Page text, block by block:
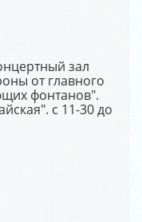
зал
от главного
фонтанов".
с 11-30 до